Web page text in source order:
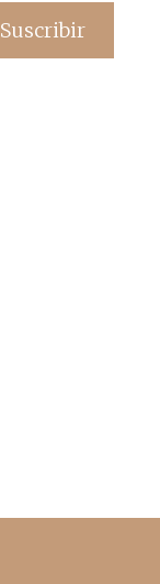
Suscribir